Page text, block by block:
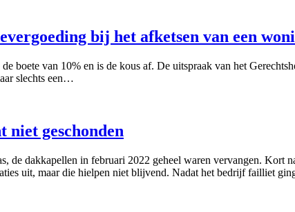
bij het afketsen van een
boete van 10% en is de kous af. De uitspraak van het
slechts een…
niet geschonden
dakkapellen in februari 2022 geheel waren vervangen. Kort
uit, maar die hielpen niet blijvend. Nadat het bedrijf failliet